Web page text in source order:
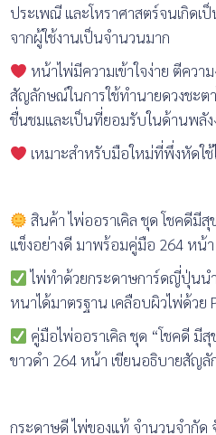
ประเพณี และโหราศาสตร์จนเกิด
จากผู้ใช้งานเป็นจำนวนมาก
หน้าไพ่มีความเข้าใจง่าย ตีคว
สัญลักษณ์ในการใช้ทำนายดวงชะต
ชื่นชมและเป็นที่ยอมรับในด้านพลัง
เหมาะสำหรับมือใหม่ที่พึ่งหัดใ
สินค้า ไพ่ออราเคิล ชุด โชคดีมี
แข็งอย่างดี มาพร้อมคู่มือ 264 หน้า
ไพ่ทำด้วยกระดาษการ์ดญี่ปุ่นน
หนาได้มาตรฐาน เคลือบผิวไพ่ด้ว
คู่มือไพ่ออราเคิล ชุด “โชคดี มี
ขาวดำ 264 หน้า เขียนอธิบายสัญ
กระดาษดี ไพ่ของแท้ จำนวนจำกัด